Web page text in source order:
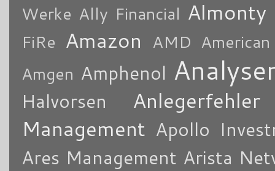
Werke Ally Financial Almonty
FiRe Amazon AMD
Amgen Amphenol
Halvorsen
Anlegerfehler
Management Apollo
Ares Management Arista